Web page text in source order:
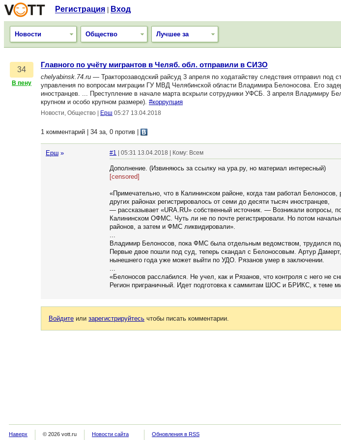
Регистрация Вход
Новости Общество Лучшее за
34
В пену
Главного по учёту мигрантов в Челяб. обл. отправили в СИЗО
chelyabinsk.74.ru — Тракторозаводский райсуд 3 апреля по ходатайству следствия отправил под
управления по вопросам миграции ГУ МВД Челябинской области Владимира Белоносова. Его
иностранцев. ... Преступление в начале марта вскрыли сотрудники УФСБ. 3 апреля Владимиру
крупном и особо крупном размере). #коррупция
Новости, Общество Ерш 05:27 13.04.2018
1 комментарий | 34 за, 0 против
Ерш » #1 | 05:31 13.04.2018 | Кому: Всем
Дополнение. (Извиняюсь за ссылку на ура.ру, но материал интересный)
[censored]
«Примечательно, что в Калининском районе, когда там работал
других районах регистрировалось от семи до десяти тысяч иностранцев,
— рассказывает «URA.RU» собственный источник. — Возникали вопросы,
Калининском ОФМС. Чуть ли не по почте регистрировали. Но потом
районов, а затем и ФМС ликвидировали».
...
Владимир Белоносов, пока ФМС была отдельным ведомством, трудился
Первые двое пошли под суд, теперь скандал с Белоносовым. Артур
нынешнего года уже может выйти по УДО. Рязанов умер в заключении.
...
«Белоносов расслабился. Не учел, как и Рязанов, что контроля с него не
Регион приграничный. Идет подготовка к саммитам ШОС и БРИКС, к теме
Войдите или зарегистрируйтесь чтобы писать комментарии.
Наверх © 2026 vott.ru Новости сайта Обновления в RSS